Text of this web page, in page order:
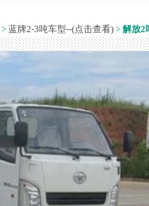
> 蓝牌2-3吨车型--(点击查看) > 解放2